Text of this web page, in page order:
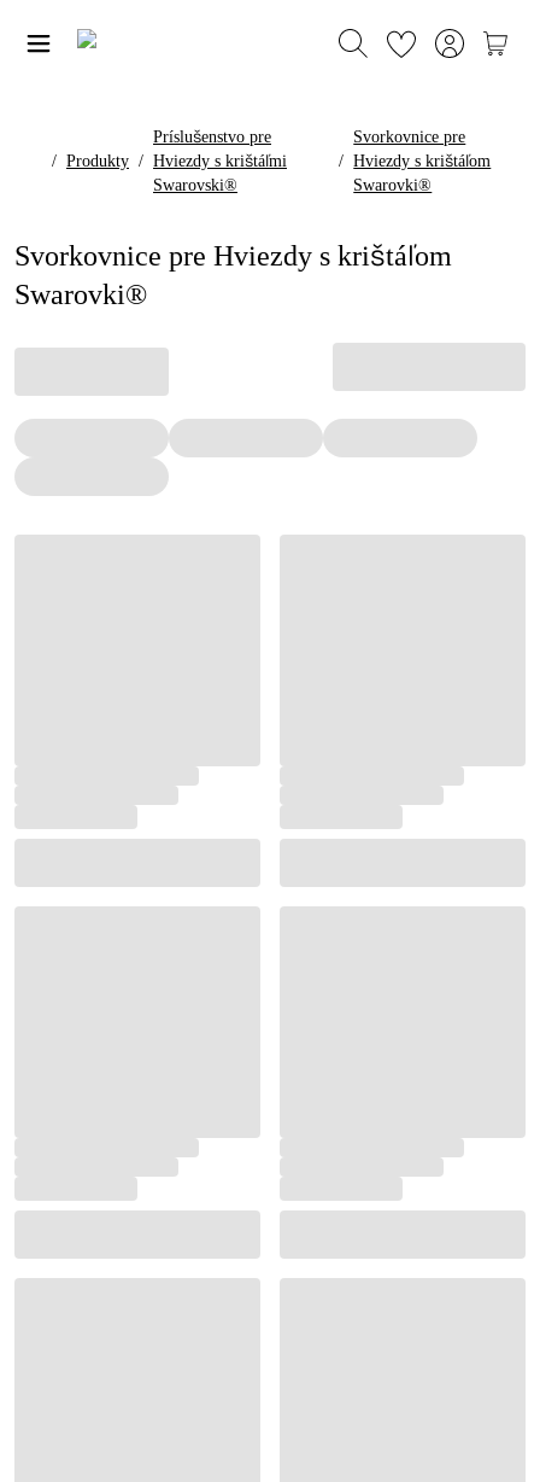
/ Produkty /
Príslušenstvo pre
Hviezdy s krištáľmi
Swarovski®
/
Svorkovnice pre
Hviezdy s krištáľom
Swarovki®
Svorkovnice pre Hviezdy s krištáľom
Swarovki®